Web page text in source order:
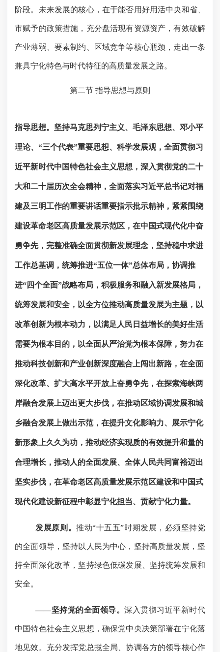
阶段。未来发展的核心，在于能否用好用活中央和省、
市赋予的政策措施，充分盘活现有资源资产，有效破解
产业薄弱、要素制约、区域竞争等核心瓶颈，走出一条
兼具宁化特色与时代特征的高质量发展之路。
第二节 指导思想与原则
指导思想。 坚持马克思列宁主义、毛泽东思想、邓小平
理论、 “三个代表”重要思想、科学发展观，全面贯彻习
近平新时代中国特色社会主义思想，深入贯彻党的二十
大和二十届历次全会精神，全面落实习近平总书记对福
建及三明工作的重要讲话重要指示批示精神，紧紧围绕
建设革命老区高质量发展示范区，在中国式现代化中奋
勇争先，完整准确全面贯彻新发展理念，坚持稳中求进
工作总基调，统筹推进“五位一体”总体布局，协调推
进“四个全面”战略布局，积极服务和融入新发展格局，
统筹发展和安全 ， 以全方位推动高质量发展为主题，以
改革创新为根本动力，以满足人民日益增长的美好生活
需要为根本目的，以全面从严治党为根本保障，努力在
推动科技创新和产业创新深度融合上闯出新路，在全面
深化改革、扩大高水平开放 上奋勇争先， 在探索海峡两
岸融合发展上迈出更大步伐， 在推动区域协调发展和城
乡融合发展上做出示范，在提升文化影响力、展示宁化
新形象上久久为功，推动经济实现质的有效提升和量的
合理增长，推动人的全面发展、全体人民共同富裕迈出
坚实步伐， 在革命老区高质量发展示范区建设和中国式
现代化建设新征程中彰显宁化担当、贡献宁化力量。
发展原则。推动“十五五”时期发展，必须坚持党
的全面领导，坚持以人民为中心，坚持高质量发展，坚
持全面深化改革，坚持绿色低碳发展、坚持统筹发展和
安全。
——坚持党的全面领导。深入贯彻习近平新时代
中国特色社会主义思想，确保党中央决策部署在宁化落
地见效。充分发挥党总揽全局、协调各方的领导核心作